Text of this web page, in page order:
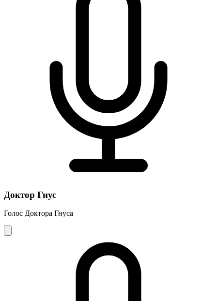
Доктор Гнус
Голос Доктора Гнуса